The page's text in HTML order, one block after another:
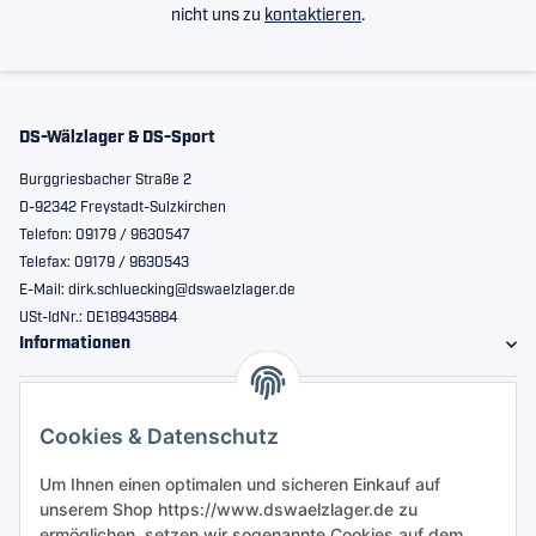
Cookies & Datenschutz
Um Ihnen einen optimalen und sicheren Einkauf auf
unserem Shop https://www.dswaelzlager.de zu
nicht uns zu kontaktieren.
DS-Wälzlager & DS-Sport
Burggriesbacher Straße 2
D-92342 Freystadt-Sulzkirchen
Telefon: 09179 / 9630547
Telefax: 09179 / 9630543
E-Mail: dirk.schluecking@dswaelzlager.de
USt-IdNr.: DE189435884
Informationen